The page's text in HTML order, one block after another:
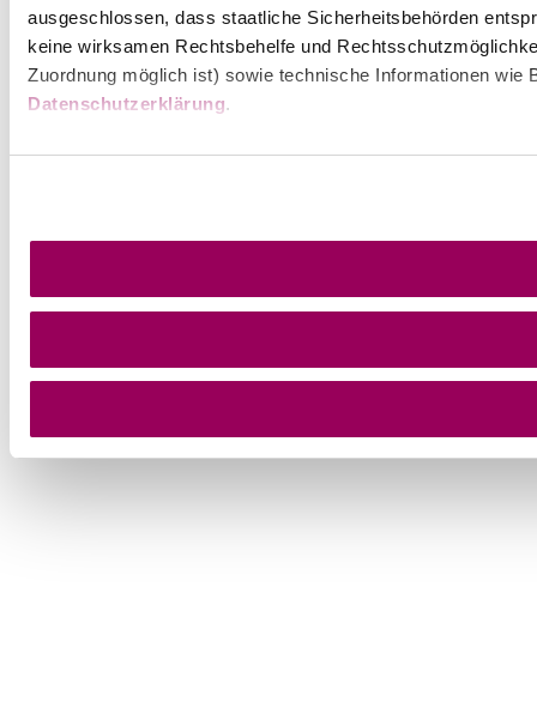
ausgeschlossen, dass staatliche Sicherheitsbehörden
keine wirksamen Rechtsbehelfe und
Zuordnung möglich ist) sowie technische Informationen
Datenschutzerklärung.